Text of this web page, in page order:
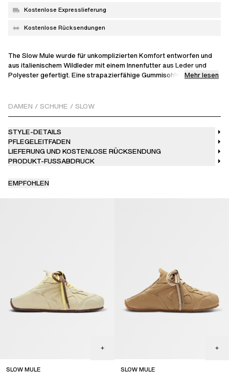
Kostenlose Expresslieferung
Kostenlose Rücksendungen
The Slow Mule wurde für unkomplizierten Komfort entworfen und
aus italienischem Wildleder mit einem Innenfutter aus Leder und
Polyester gefertigt. Eine strapazierfähige Gummisohle und
handgefertigte portugiesische Modell.
Mehr lesen
DAMEN / SCHUHE / SLOW
STYLE-DETAILS
PFLEGELEITFADEN
LIEFERUNG UND KOSTENLOSE RÜCKSENDUNG
PRODUKT-FUSSABDRUCK
EMPFOHLEN
SLOW MULE SLOW MULE